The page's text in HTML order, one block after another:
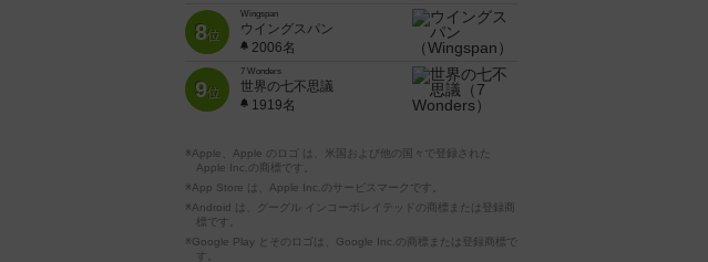
8位
Wingspan
ウイングスパン
2006名
9位
7 Wonders
世界の七不思議
1919名
※Apple、Apple のロゴ は、米国および他の国々で登録された
Apple Inc.の商標です。
※App Store は、Apple Inc.のサービスマークです。
※Android は、グーグル インコーポレイテッドの商標または登録商
標です。
※Google Play とそのロゴは、Google Inc.の商標または登録商標で
す。